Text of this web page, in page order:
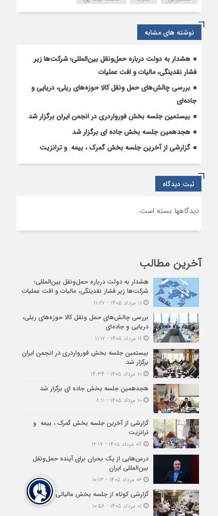
انجمن
ایران
نوشته های مشابه
هشدار به دولت درباره حمل‌ونقل بین‌المللی؛ شرکت‌ها زیر
فشار نقدینگی، مالیات و افت عملیات
بررسی چالش‌های حمل ونقل کالا حوزه‌های ریلی، دریایی و
جاده‌ای
بیستمین جلسه بخش فورواردری در انجمن ایران برگزار شد
هجدهمین جلسه بخش جاده ای برگزار شد
گزارشی از آخرین جلسه بخش گمرک ، بیمه و ترانزیت
ثبت دیدگاه
دیدگاهها بسته است.
آخرین مطالب
هشدار به دولت درباره حمل‌ونقل بین‌المللی؛
شرکت‌ها زیر فشار نقدینگی، مالیات و افت عملیات
بررسی چالش‌های حمل ونقل کالا حوزه‌های ریلی،
دریایی و جاده‌ای
بیستمین جلسه بخش فورواردری در انجمن ایران
برگزار شد
۱۰ مرداد ۱۴۰۵ - ۱۴:۳۴
هجدهمین جلسه بخش جاده ای برگزار شد
۱۰ مرداد ۱۴۰۵ - ۸:۱۱
گزارشی از آخرین جلسه بخش گمرک ، بیمه و
ترانزیت
درس‌هایی از یک بحران برای آینده حمل‌ونقل
بین‌المللی ایران
گزارشی کوتاه از جلسه بخش مالیاتی